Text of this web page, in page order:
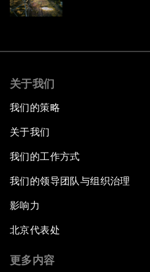
关于我们
我们的策略
关于我们
我们的工作方式
我们的领导团队与组织治理
影响力
北京代表处
更多内容